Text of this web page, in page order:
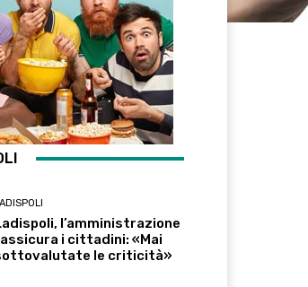
l’amministrazione
i cittadini: «Mai
le criticità»